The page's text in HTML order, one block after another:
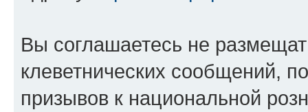
Вы соглашаетесь не
клеветнических сообщений,
призывов к национальной